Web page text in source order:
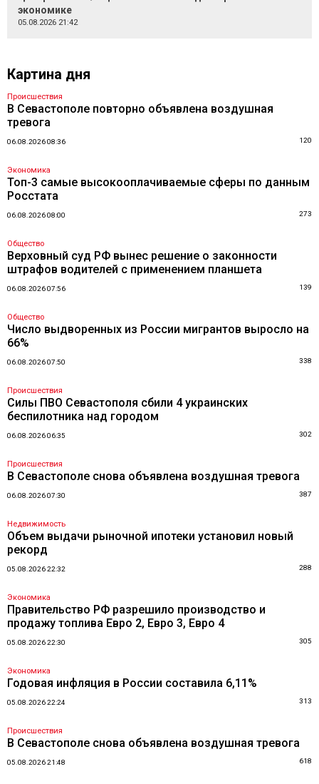
экономике
05.08.2026 21:42
Картина дня
Происшествия
В Севастополе повторно объявлена воздушная
тревога
06.08.2026 08:36 120
Экономика
Топ-3 самые высокооплачиваемые сферы по данным
Росстата
06.08.2026 08:00 273
Общество
Верховный суд РФ вынес решение о законности
штрафов водителей с применением планшета
06.08.2026 07:56 139
Общество
Число выдворенных из России мигрантов выросло на
66%
06.08.2026 07:50 338
Происшествия
Силы ПВО Севастополя сбили 4 украинских
беспилотника над городом
06.08.2026 06:35 302
Происшествия
В Севастополе снова объявлена воздушная тревога
06.08.2026 07:30 387
Недвижимость
Объем выдачи рыночной ипотеки установил новый
рекорд
05.08.2026 22:32 288
Экономика
Правительство РФ разрешило производство и
продажу топлива Евро 2, Евро 3, Евро 4
05.08.2026 22:30 305
Экономика
Годовая инфляция в России составила 6,11%
05.08.2026 22:24 313
Происшествия
В Севастополе снова объявлена воздушная тревога
05.08.2026 21:48 618